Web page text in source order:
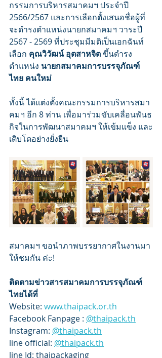
กรรมการบริหารสมาคมฯ ประจำปี
2566/2567 และการเลือกตั้งเสนอชื่อผู้ที่
จะดำรงตำแหน่งนายกสมาคมฯ วาระปี
2567 - 2569 ที่ประชุมมีมติเป็นเอกฉันท์
เลือก คุณวิวัฒน์ อุตสาหจิต ขึ้นดำรง
ตำแหน่ง นายกสมาคมการบรรจุภัณฑ์
ไทย คนใหม่
ทั้งนี้ ได้แต่งตั้งคณะกรรมการบริหารสมา
คมฯ อีก 8 ท่าน เพื่อมาร่วมขับเคลื่อนพันธ
กิจในการพัฒนาสมาคมฯ ให้เข้มแข็ง และ
เติบโตอย่างยั่งยืน
สมาคมฯ ขอนำภาพบรรยากาศในงานมา
ให้ชมกัน ค่ะ!
ติดตามข่าวสารสมาคมการบรรจุภัณฑ์
ไทยได้ที่
Website: www.thaipack.or.th
Facebook Fanpage : @thaipack.th
Instagram: @thaipack.th
line official: @thaipack.th
line Id: thaipackaging